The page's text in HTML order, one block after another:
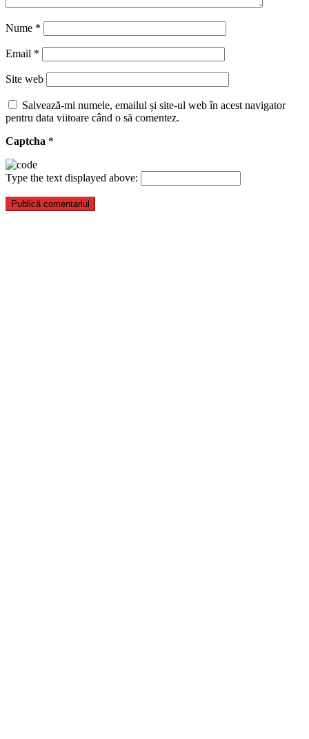
Nume *
Email *
Site web
Salvează-mi numele, emailul și site-ul web în acest navigator
pentru data viitoare când o să comentez.
Captcha *
Type the text displayed above: